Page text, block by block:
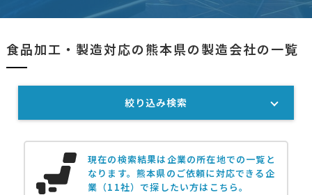
食品加工・製造対応の熊本県の製造会社の一覧
現在の検索結果は企業の所在地での一覧と
なります。熊本県のご依頼に対応できる企
業（11社）で探したい方はこちら。
絞り込み検索